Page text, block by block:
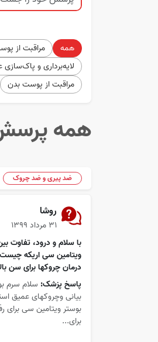
همه مراقبت از
لایه‌برداری و
مراقبت از پوست بدن
همه
ضد پیری و ضد چروک
روشا
۳۱ مرداد ۱۳۹۹
با سلام و درود، تفاوت
ويتامين سى اريكه
درمان چروكها براى سن بالاى ٤٥ سال
پاسخ پزشک: سلام سرم
بیانی وچروکهای عمیق
بوستر ویتامین سی
برای...